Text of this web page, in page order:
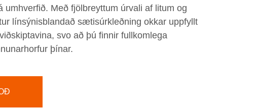
umhverfið. Með fjölbreyttum úrvali af litum og
línsýnisblandað sætisúrkleðning okkar uppfyllt
svo að þú finnir fullkomlega
þínar.